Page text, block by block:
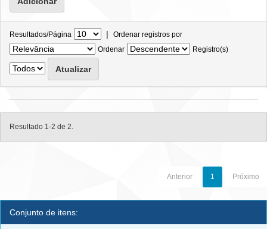
Resultados/Página | Ordenar registros por
Ordenar
Registro(s)
Resultado 1-2 de 2.
Anterior 1 Próximo
Conjunto de itens: